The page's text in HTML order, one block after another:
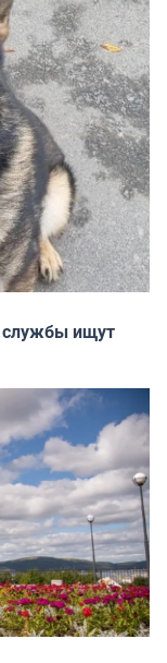
службы ищут